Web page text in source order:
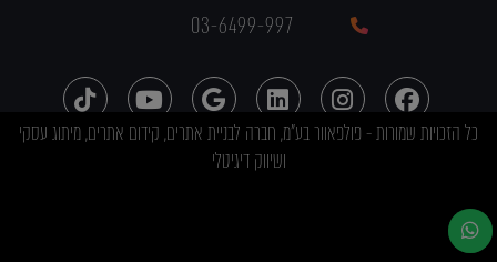
03-6499-997
כל הזכויות שמורות - פולפאוור בע"מ, חברה לבניית אתרים, קידום אתרים, מיתוג עסקי
ושיווק דיגיטלי